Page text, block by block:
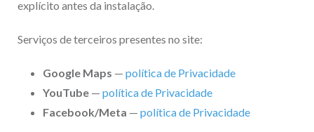
explícito antes da instalação.
Serviços de terceiros presentes no site:
Google Maps — política de Privacidade
YouTube — política de Privacidade
Facebook/Meta — política de Privacidade